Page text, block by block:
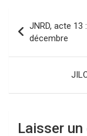
o
k
p
p
de
l’article
JNRD, acte
décembre
Laisser